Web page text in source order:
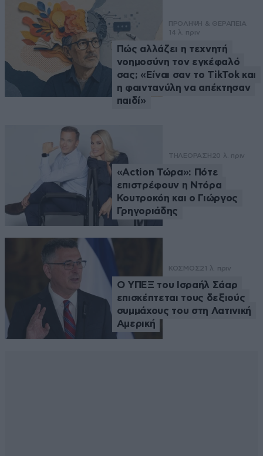
ΠΡΟΛΗΨΗ & ΘΕΡΑΠΕΙΑ
14 λ. πριν
Πώς αλλάζει η τεχνητή
νοημοσύνη τον εγκέφαλό
σας; «Είναι σαν το TikTok και
η φαιντανύλη να απέκτησαν
παιδί»
ΤΗΛΕΟΡΑΣΗ 20 λ. πριν
«Action Τώρα»: Πότε
επιστρέφουν η Ντόρα
Κουτροκόη και ο Γιώργος
Γρηγοριάδης
ΚΟΣΜΟΣ21 λ. πριν
Ο ΥΠΕΞ του Ισραήλ Σάαρ
επισκέπτεται τους δεξιούς
συμμάχους του στη Λατινική
Αμερική